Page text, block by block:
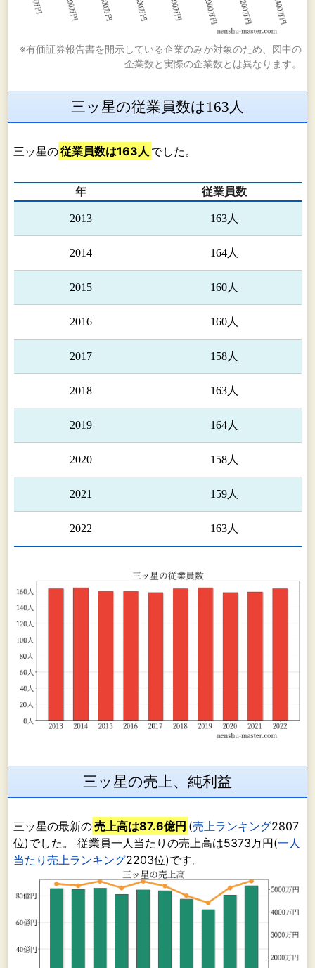
※有価証券報告書を開示している企業のみが対象のため、図中の
企業数と実際の企業数とは異なります。
三ッ星の従業員数は163人
三ッ星の従業員数は163人 でした。
年 従業員数
2013 163人
2014 164人
2015 160人
2016 160人
2017 158人
2018 163人
2019 164人
2020 158人
2021 159人
2022 163人
三ッ星の売上、純利益
三ッ星の最新の売上高は87.6億円 (売上ランキング2807
位)でした。 従業員一人当たりの売上高は5373万円(一人
当たり売上ランキング2203位)です。